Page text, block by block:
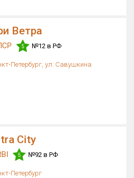
Ветра
5 №12 в РФ
Петербург, ул. Савушкина
City
5 №92 в РФ
Петербург